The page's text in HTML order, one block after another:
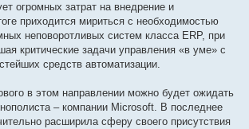
огромных затрат на внедрение и
приходится мириться с необходимостью
неповоротливых систем класса ERP, при
критические задачи управления «в уме» с
средств автоматизации.
в этом направлении можно будет ожидать
– компании Microsoft. В последнее
расширила сферу своего присутствия